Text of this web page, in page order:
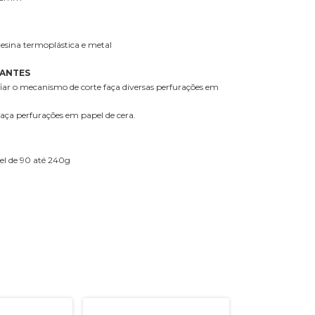
termoplástica e metal
o mecanismo de corte faça diversas perfurações em
perfurações em papel de cera.
de 90 até 240g